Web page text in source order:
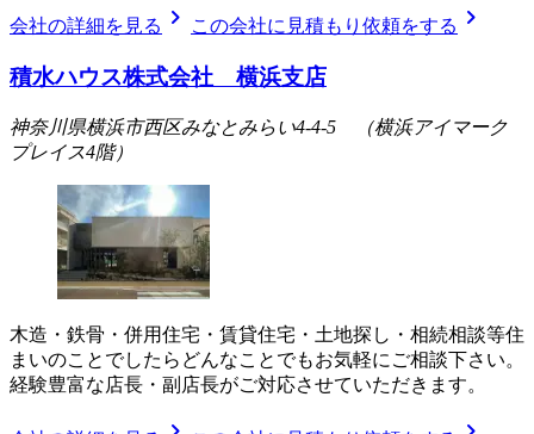
会社の詳細を見る chevron_right この会社に見積もり依頼をする chevron_right
積水ハウス株式会社 横浜支店
神奈川県横浜市西区みなとみらい4-4-5 （横浜アイマーク
プレイス4階）
木造・鉄骨・併用住宅・賃貸住宅・土地探し・相続相談等住
まいのことでしたらどんなことでもお気軽にご相談下さい。
経験豊富な店長・副店長がご対応させていただきます。